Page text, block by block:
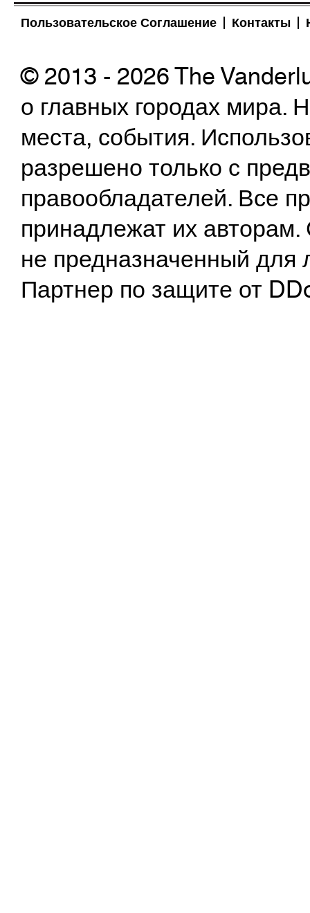
Пользовательское Соглашение Контакты
© 2013 - 2026 The
о главных городах
места, события.
разрешено только с
правообладателей. Все
принадлежат их
не предназначенный
Партнер по защите от